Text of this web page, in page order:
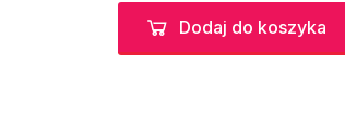
Dodaj do koszyka